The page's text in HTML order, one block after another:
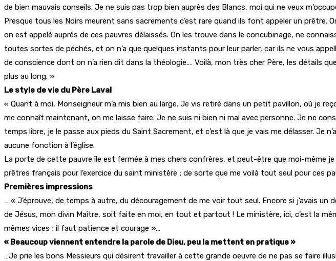
de bien mauvais conseils. Je ne suis pas trop bien auprès des Blancs, moi qui ne veux
Presque tous les Noirs meurent sans sacrements c’est rare quand ils font appeler un prêtre.
on est appelé auprès de ces pauvres délaissés. On les trouve dans le concubinage, ne
toutes sortes de péchés, et on n’a que quelques instants pour leur parler, car ils ne vous
de conscience dont on n’a rien dit dans la théologie.… Voilà, mon très cher Père, les détails
plus au long. »
Le style de vie du Père Laval
« Quant à moi, Monseigneur m’a mis bien au large. Je vis retiré dans un petit pavillon, où je
me connaît maintenant, on me laisse faire. Je ne suis ni bien ni mal avec personne. Je ne
temps libre, je le passe aux pieds du Saint Sacrement, et c’est là que je vais me délasser. Je
aucune fonction à l’église.
La porte de cette pauvre île est fermée à mes chers confrères, et peut-être que moi-même
prêtres français pour l’exercice du saint ministère ; de sorte que me voilà tout seul pour ces
Premières impressions
… « J’éprouve, de temps à autre, du découragement de me voir tout seul. Encore si j’avais
de Jésus, mon divin Maître, soit faite en moi, en tout et partout ! Le ministère, ici, c’est la
mêmes vices ; il faut patience et courage »…
« Beaucoup viennent entendre la parole de Dieu, peu la mettent en pratique »
…Je prie les bons Messieurs qui désirent travailler à cette grande oeuvre de ne pas se faire